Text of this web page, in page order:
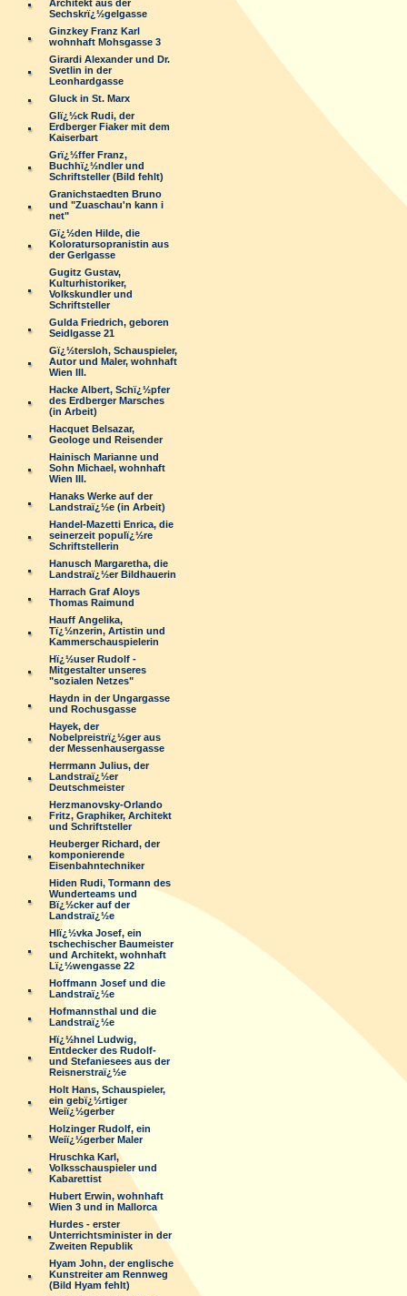
Architekt aus der
Sechskrï¿½gelgasse
Ginzkey Franz Karl
wohnhaft Mohsgasse 3
Girardi Alexander und Dr.
Svetlin in der
Leonhardgasse
Gluck in St. Marx
Glï¿½ck Rudi, der
Erdberger Fiaker mit dem
Kaiserbart
Grï¿½ffer Franz,
Buchhï¿½ndler und
Schriftsteller (Bild fehlt)
Granichstaedten Bruno
und "Zuaschau'n kann i
net"
Gï¿½den Hilde, die
Koloratursopranistin aus
der Gerlgasse
Gugitz Gustav,
Kulturhistoriker,
Volkskundler und
Schriftsteller
Gulda Friedrich, geboren
Seidlgasse 21
Gï¿½tersloh, Schauspieler,
Autor und Maler, wohnhaft
Wien III.
Hacke Albert, Schï¿½pfer
des Erdberger Marsches
(in Arbeit)
Hacquet Belsazar,
Geologe und Reisender
Hainisch Marianne und
Sohn Michael, wohnhaft
Wien III.
Hanaks Werke auf der
Landstraï¿½e (in Arbeit)
Handel-Mazetti Enrica, die
seinerzeit populï¿½re
Schriftstellerin
Hanusch Margaretha, die
Landstraï¿½er Bildhauerin
Harrach Graf Aloys
Thomas Raimund
Hauff Angelika,
Tï¿½nzerin, Artistin und
Kammerschauspielerin
Hï¿½user Rudolf -
Mitgestalter unseres
"sozialen Netzes"
Haydn in der Ungargasse
und Rochusgasse
Hayek, der
Nobelpreistrï¿½ger aus
der Messenhausergasse
Herrmann Julius, der
Landstraï¿½er
Deutschmeister
Herzmanovsky-Orlando
Fritz, Graphiker, Architekt
und Schriftsteller
Heuberger Richard, der
komponierende
Eisenbahntechniker
Hiden Rudi, Tormann des
Wunderteams und
Bï¿½cker auf der
Landstraï¿½e
Hlï¿½vka Josef, ein
tschechischer Baumeister
und Architekt, wohnhaft
Lï¿½wengasse 22
Hoffmann Josef und die
Landstraï¿½e
Hofmannsthal und die
Landstraï¿½e
Hï¿½hnel Ludwig,
Entdecker des Rudolf-
und Stefaniesees aus der
Reisnerstraï¿½e
Holt Hans, Schauspieler,
ein gebï¿½rtiger
Weiï¿½gerber
Holzinger Rudolf, ein
Weiï¿½gerber Maler
Hruschka Karl,
Volksschauspieler und
Kabarettist
Hubert Erwin, wohnhaft
Wien 3 und in Mallorca
Hurdes - erster
Unterrichtsminister in der
Zweiten Republik
Hyam John, der englische
Kunstreiter am Rennweg
(Bild Hyam fehlt)